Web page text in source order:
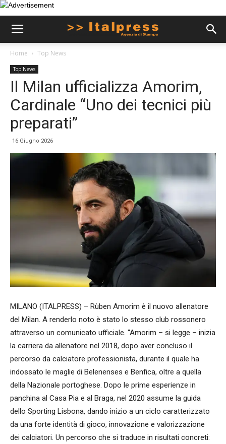
Home Top News
Top News
Il Milan ufficializza Amorim,
Cardinale “Uno dei tecnici più
preparati”
16 Giugno 2026
MILANO (ITALPRESS) – Rùben Amorim è il nuovo allenatore
del Milan. A renderlo noto è stato lo stesso club rossonero
attraverso un comunicato ufficiale. “Amorim – si legge – inizia
la carriera da allenatore nel 2018, dopo aver concluso il
percorso da calciatore professionista, durante il quale ha
indossato le maglie di Belenenses e Benfica, oltre a quella
della Nazionale portoghese. Dopo le prime esperienze in
panchina al Casa Pia e al Braga, nel 2020 assume la guida
dello Sporting Lisbona, dando inizio a un ciclo caratterizzato
da una forte identità di gioco, innovazione e valorizzazione
dei calciatori. Un percorso che si traduce in risultati concreti: